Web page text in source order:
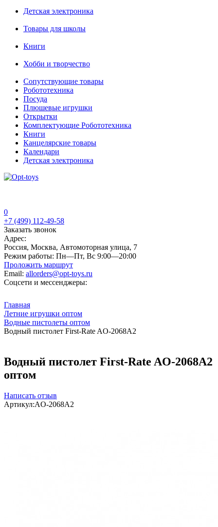
Детская электроника
Товары для школы
Книги
Хобби и творчество
Сопутствующие товары
Робототехника
Посуда
Плюшевые игрушки
Открытки
Комплектующие Робототехника
Книги
Канцелярские товары
Календари
Детская электроника
0
+7 (499) 112-49-58
Заказать звонок
Адрес:
Россия, Москва, Автомоторная улица, 7
Режим работы: Пн—Пт, Вс 9:00—20:00
Проложить маршрут
Email: allorders@opt-toys.ru
Соцсети и мессенджеры:
Главная
Летние игрушки оптом
Водные пистолеты оптом
Водный пистолет First-Rate AO-2068A2
Водный пистолет First-Rate AO-2068A2
оптом
Написать отзыв
Артикул:AO-2068A2